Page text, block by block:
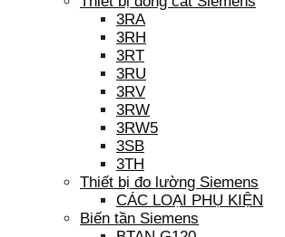
3RA
3RH
3RT
3RU
3RV
3RW
3RW5
3SB
3TH
Thiết bị đo lường Siemens
CÁC LOẠI PHỤ KIỆN
Biến tần Siemens